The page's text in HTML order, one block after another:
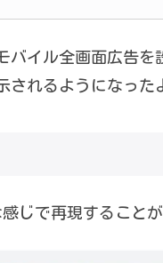
バイル全画面広告を
されるようになった
じで再現することが